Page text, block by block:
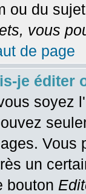
ou du
vous
de page
je éditer
soyez
Vous
un
bouton